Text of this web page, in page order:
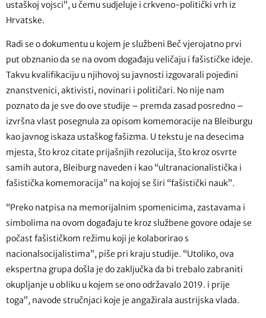
ustaškoj vojsci”, u čemu sudjeluje i crkveno-politički vrh iz
Hrvatske.
Radi se o dokumentu u kojem je službeni Beč vjerojatno prvi
put obznanio da se na ovom događaju veličaju i fašističke ideje.
Takvu kvalifikaciju u njihovoj su javnosti izgovarali pojedini
znanstvenici, aktivisti, novinari i političari. No nije nam
poznato da je sve do ove studije – premda zasad posredno –
izvršna vlast posegnula za opisom komemoracije na Bleiburgu
kao javnog iskaza ustaškog fašizma. U tekstu je na desecima
mjesta, što kroz citate prijašnjih rezolucija, što kroz osvrte
samih autora, Bleiburg naveden i kao “ultranacionalistička i
fašistička komemoracija” na kojoj se širi “fašistički nauk”.
“Preko natpisa na memorijalnim spomenicima, zastavama i
simbolima na ovom događaju te kroz službene govore odaje se
počast fašističkom režimu koji je kolaborirao s
nacionalsocijalistima”, piše pri kraju studije. “Utoliko, ova
ekspertna grupa došla je do zaključka da bi trebalo zabraniti
okupljanje u obliku u kojem se ono održavalo 2019. i prije
toga”, navode stručnjaci koje je angažirala austrijska vlada.